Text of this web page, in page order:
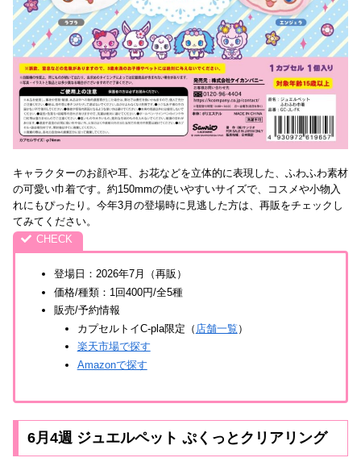
キャラクターのお顔や耳、お花などを立体的に表現した、ふわふわ素材
の可愛い巾着です。約150mmの使いやすいサイズで、コスメや小物入
れにもぴったり。今年3月の登場時に見逃した方は、再販をチェックし
てみてください。
登場日：2026年7月（再販）
価格/種類：1回400円/全5種
販売/予約情報
カプセルトイC-pla限定（ 店舗一覧 ）
楽天市場で探す
Amazonで探す
6月4週 ジュエルペット ぷくっとクリアリング